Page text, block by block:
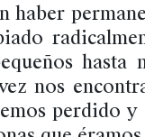
haber
nos
perdido y